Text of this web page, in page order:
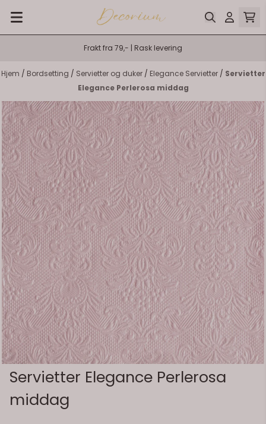
Hopp til innhold
Frakt fra 79,- | Rask levering
Hjem / Bordsetting / Servietter og duker / Elegance Servietter / Servietter
Elegance Perlerosa middag
Servietter Elegance Perlerosa
middag